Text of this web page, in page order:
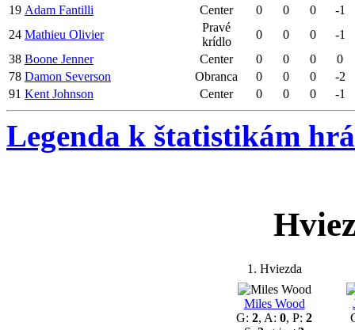
19 Adam Fantilli Center 0 0 0
-1
24 Mathieu Olivier
Pravé
krídlo
0 0 0
-1
38 Boone Jenner Center 0 0 0
0
78 Damon Severson Obranca 0 0 0
-2
91 Kent Johnson Center 0 0 0 -1
Legenda k štatistikám
1. Hviezda
Miles Wood
G: 2, A: 0, P: 2